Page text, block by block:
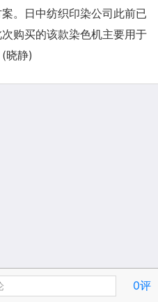
。日中纺织印染公司此前已
购买的该款染色机主要用于
晓静)
0评